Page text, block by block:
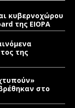
κυβερνοχώρου
της EIOPA
της
στο